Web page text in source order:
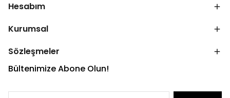
Hesabım
Kurumsal
Sözleşmeler
Bültenimize Abone Olun!